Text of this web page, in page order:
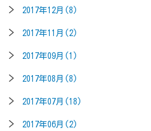
2017年12月(8)
2017年11月(2)
2017年09月(1)
2017年08月(8)
2017年07月(18)
2017年06月(2)